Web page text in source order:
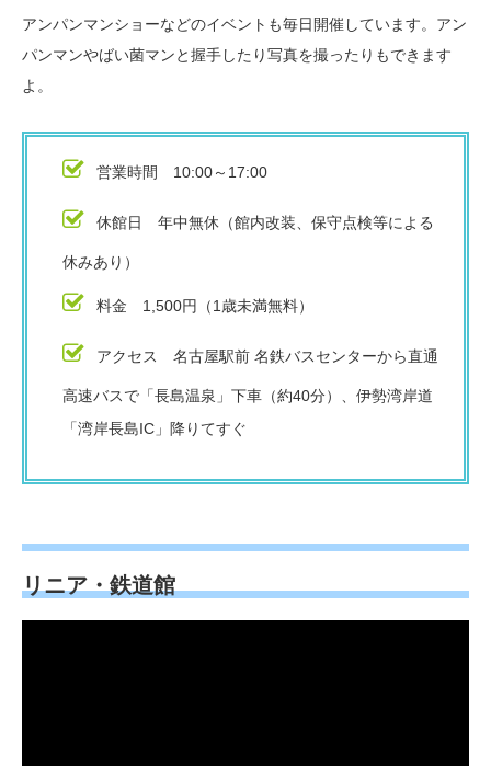
アンパンマンショーなどのイベントも毎日開催しています。アン
パンマンやばい菌マンと握手したり写真を撮ったりもできます
よ。
営業時間 10:00～17:00
休館日 年中無休（館内改装、保守点検等による
休みあり）
料金 1,500円（1歳未満無料）
アクセス 名古屋駅前 名鉄バスセンターから直通
高速バスで「長島温泉」下車（約40分）、伊勢湾岸道
「湾岸長島IC」降りてすぐ
リニア・鉄道館